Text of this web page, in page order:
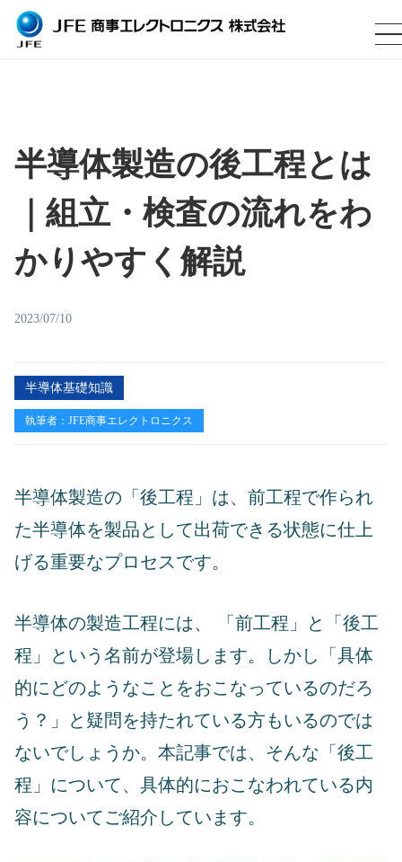
半導体製造の後工程とは
｜組立・検査の流れをわ
かりやすく解説
2023/07/10
半導体基礎知識
執筆者：JFE商事エレクトロニクス
半導体製造の「後工程」は、前工程で作られ
た半導体を製品として出荷できる状態に仕上
げる重要なプロセスです。
半導体の製造工程には、 「前工程」と「後工
程」という名前が登場します。しかし「具体
的にどのようなことをおこなっているのだろ
う？」と疑問を持たれている方もいるのでは
ないでしょうか。本記事では、そんな「後工
程」について、具体的におこなわれている内
容についてご紹介しています。